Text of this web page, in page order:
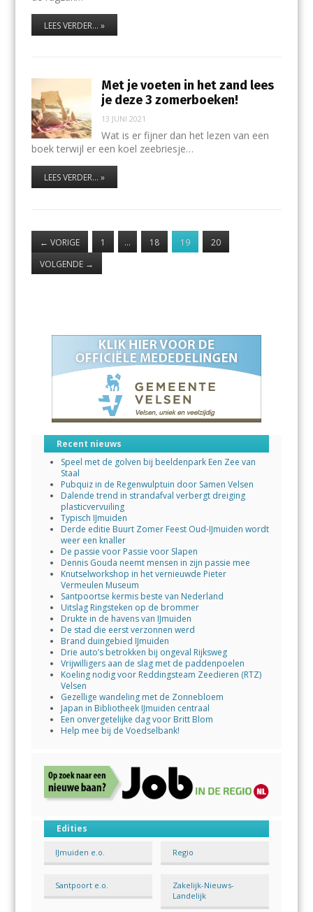
LEES VERDER... »
Met je voeten in het zand lees
je deze 3 zomerboeken!
13 JUNI 2021
Wat is er fijner dan het lezen van een
boek terwijl er een koel zeebriesje…
LEES VERDER... »
← VORIGE 1 … 18 19
20
VOLGENDE →
Recent nieuws
Speel met de golven bij beeldenpark Een Zee van
Staal
Pubquiz in de Regenwulptuin door Samen Velsen
Dalende trend in strandafval verbergt dreiging
plasticvervuiling
Typisch IJmuiden
Derde editie Buurt Zomer Feest Oud-IJmuiden wordt
weer een knaller
De passie voor Passie voor Slapen
Dennis Gouda neemt mensen in zijn passie mee
Knutselworkshop in het vernieuwde Pieter
Vermeulen Museum
Santpoortse kermis beste van Nederland
Uitslag Ringsteken op de brommer
Drukte in de havens van IJmuiden
De stad die eerst verzonnen werd
Brand duingebied IJmuiden
Drie auto’s betrokken bij ongeval Rijksweg
Vrijwilligers aan de slag met de paddenpoelen
Koeling nodig voor Reddingsteam Zeedieren (RTZ)
Velsen
Gezellige wandeling met de Zonnebloem
Japan in Bibliotheek IJmuiden centraal
Een onvergetelijke dag voor Britt Blom
Help mee bij de Voedselbank!
Edities
IJmuiden e.o. Regio
Santpoort e.o.
Zakelijk-Nieuws-
Landelijk